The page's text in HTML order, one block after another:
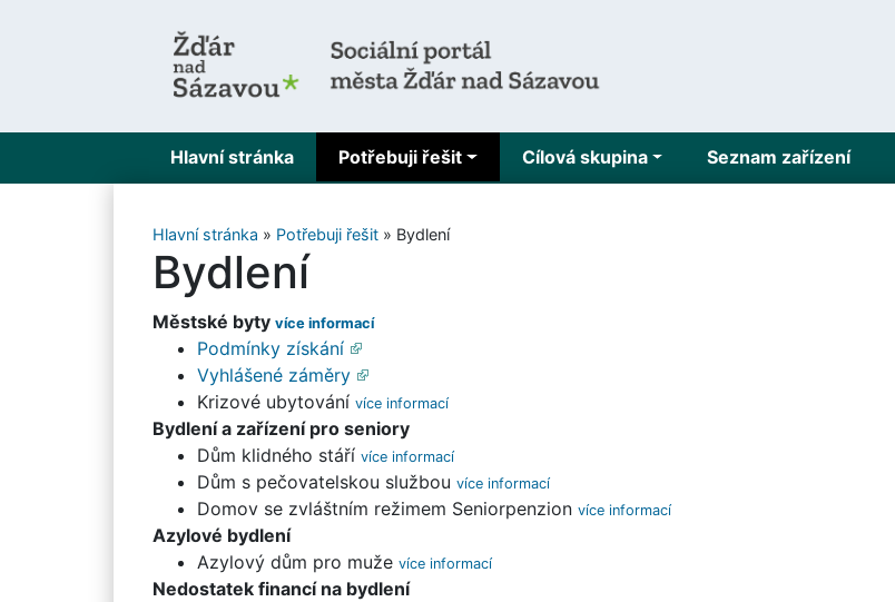
Hlavní stránka Potřebuji řešit Cílová skupina Seznam zařízení
Hlavní stránka » Potřebuji řešit » Bydlení
Bydlení
Městské byty
Podmínky získání
Vyhlášené záměry
Krizové ubytování
Bydlení a zařízení pro seniory
Dům klidného stáří
Dům s pečovatelskou službou
Domov se zvláštním režimem Seniorpenzion
Azylové bydlení
Azylový dům pro muže
Nedostatek financí na bydlení